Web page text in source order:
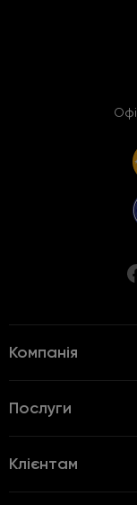
Компанія
Послуги
Клієнтам